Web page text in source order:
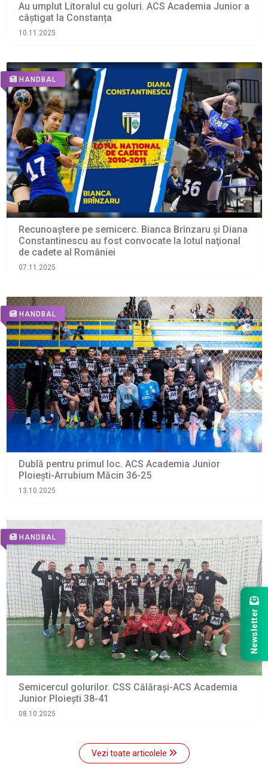
Au umplut Litoralul cu goluri. ACS Academia Junior a
câștigat la Constanța
10.11.2025
HANDBAL
Recunoaștere pe semicerc. Bianca Brînzaru şi Diana
Constantinescu au fost convocate la lotul naţional
de cadete al României
07.11.2025
HANDBAL
Dublă pentru primul loc. ACS Academia Junior
Ploiești-Arrubium Măcin 36-25
13.10.2025
HANDBAL
Semicercul golurilor. CSS Călărași-ACS Academia
Junior Ploiești 38-41
08.10.2025
Vezi toate articolele
Newsletter